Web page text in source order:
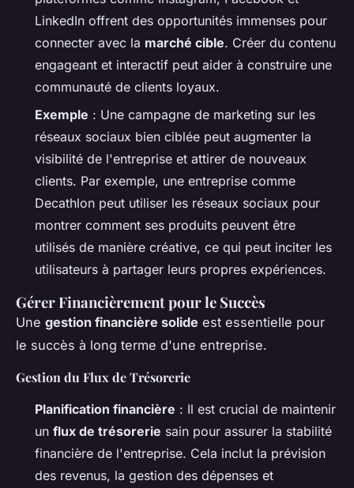
LinkedIn offrent des opportunités immenses pour
connecter avec la marché cible. Créer du contenu
engageant et interactif peut aider à construire une
communauté de clients loyaux.
Exemple : Une campagne de marketing sur les
réseaux sociaux bien ciblée peut augmenter la
visibilité de l'entreprise et attirer de nouveaux
clients. Par exemple, une entreprise comme
Decathlon peut utiliser les réseaux sociaux pour
montrer comment ses produits peuvent être
utilisés de manière créative, ce qui peut inciter les
utilisateurs à partager leurs propres expériences.
Gérer Financièrement pour le Succès
Une gestion financière solide est essentielle pour
le succès à long terme d'une entreprise.
Gestion du Flux de Trésorerie
Planification financière : Il est crucial de maintenir
un flux de trésorerie sain pour assurer la stabilité
financière de l'entreprise. Cela inclut la prévision
des revenus, la gestion des dépenses et